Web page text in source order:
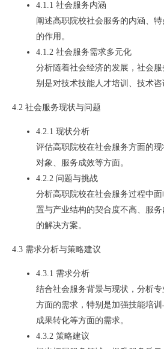
4.1.1 社会服务内涵
阐述高职院校社会服务的内涵、
的作用。
4.1.2 社会服务需求多元化
分析随着社会经济的发展，社会
别是对技术技能人才培训、技术咨
4.2 社会服务现状与问题
4.2.1 现状分析
评估高职院校在社会服务方面的
对象、服务成效等方面。
4.2.2 问题与挑战
分析高职院校在社会服务过程中
置与产业结构的契合度不高、服
的解决方案。
4.3 需求分析与策略建议
4.3.1 需求分析
结合社会服务背景与现状，分析
方面的需求，特别是加强技能培
成果转化等方面的需求。
4.3.2 策略建议